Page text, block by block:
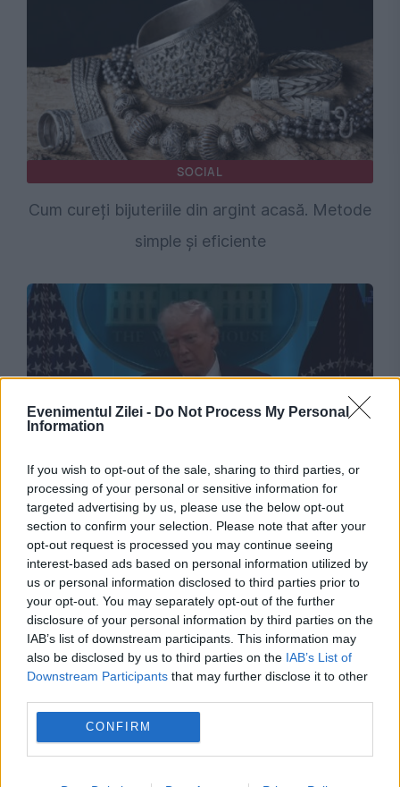
Evenimentul Zilei - Do Not Process My Personal
Information
If you wish to opt-out of the sale, sharing to third parties, or
processing of your personal or sensitive information for
targeted advertising by us, please use the below opt-out
section to confirm your selection. Please note that after your
opt-out request is processed you may continue seeing
interest-based ads based on personal information utilized by
us or personal information disclosed to third parties prior to
your opt-out. You may separately opt-out of the further
disclosure of your personal information by third parties on the
IAB’s list of downstream participants. This information may
also be disclosed by us to third parties on the IAB’s List of
Downstream Participants that may further disclose it to other
CONFIRM
SOCIAL
Cum cureți bijuteriile din argint acasă. Metode
simple și eficiente
INTERNATIONAL
Donald Trump cere ieftinirea carburanților.
Exxon și Chevron sunt acuzate că au făcut
profituri uriașe